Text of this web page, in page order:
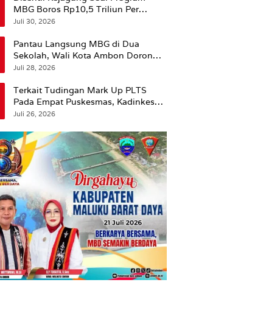
MBG Boros Rp10,5 Triliun Per
Tahun, Kepala BGN Sudaryono Beri
Juli 30, 2026
Pantau Langsung MBG di Dua
Sekolah, Wali Kota Ambon Dorong
Pemerataan Hingga Wilayah
Juli 28, 2026
Terkait Tudingan Mark Up PLTS
Pada Empat Puskesmas, Kadinkes
Ambon Beri Klarifikasi.
Juli 26, 2026